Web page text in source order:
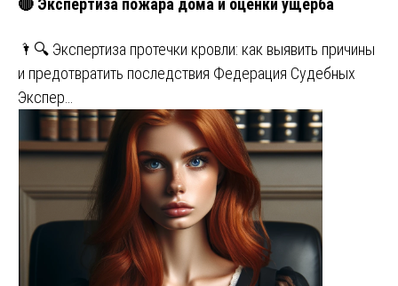
🔴 Экспертиза пожара дома и оценки ущерба
🌂🔍 Экспертиза протечки кровли: как выявить причины
и предотвратить последствия Федерация Судебных
Экспер…